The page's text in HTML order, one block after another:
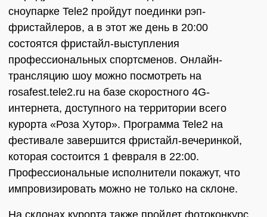
сноупарке Tele2 пройдут поединки рэп-
фристайлеров, а в этот же день в 20:00
состоятся фристайл-выступления
профессиональных спортсменов. Онлайн-
трансляцию шоу можно посмотреть на
rosafest.tele2.ru на базе скоростного 4G-
интернета, доступного на территории всего
курорта «Роза Хутор». Программа Tele2 на
фестивале завершится фристайл-вечеринкой,
которая состоится 1 февраля в 22:00.
Профессиональные исполнители покажут, что
импровизировать можно не только на склоне.
На склонах курорта также пройдет фотоконкурс